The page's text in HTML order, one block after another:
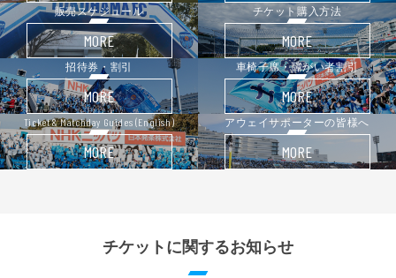
学生インターンシップ
サッカースクール
チアスクール
販売スケジュール
MORE
チケット購入方法
MORE
招待券・割引
MORE
車椅子席・障がい者割引
MORE
Ticket & Matchday Guides (English)
MORE
アウェイサポーターの皆様へ
MORE
チケットに関するお知らせ